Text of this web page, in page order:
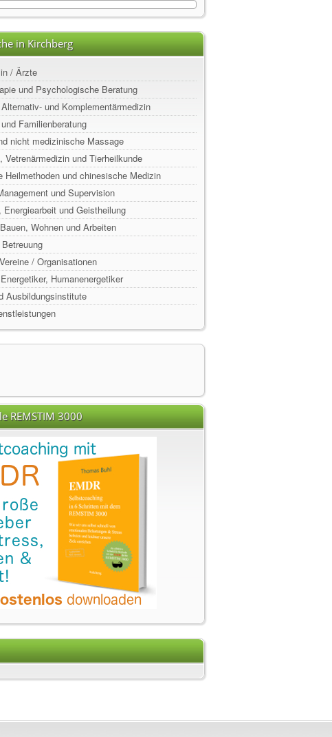
in Kirchberg
/ Ärzte
und Psychologische Beratung
und Komplementärmedizin
Familienberatung
nicht medizinische Massage
Vetrenärmedizin und Tierheilkunde
Heilmethoden und chinesische Medizin
und Supervision
und Geistheilung
Wohnen und Arbeiten
/ Organisationen
Humanenergetiker
Ausbildungsinstitute
REMSTIM 3000